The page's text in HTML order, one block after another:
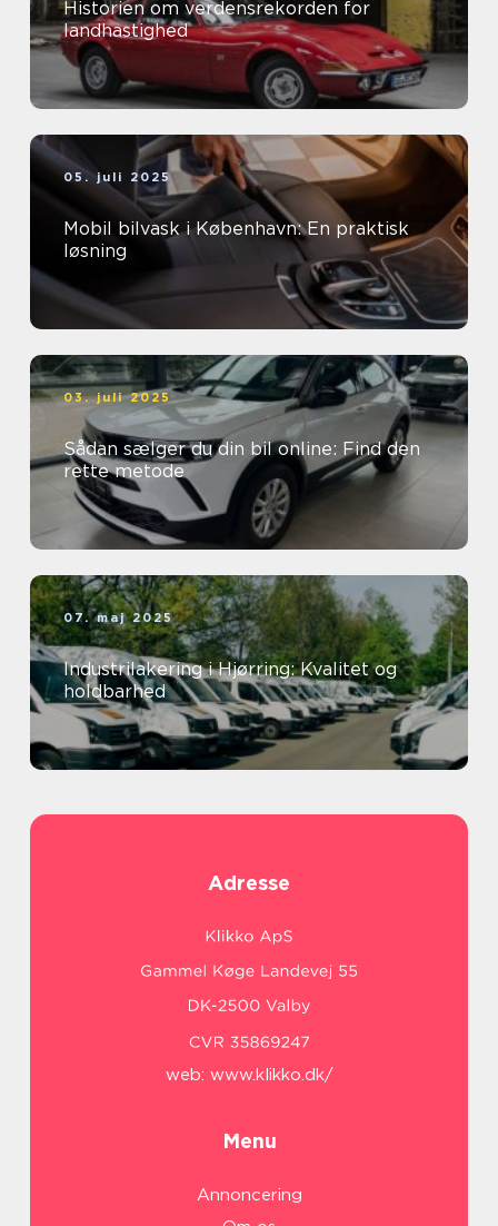
Historien om verdensrekorden for
landhastighed
05. juli 2025
Mobil bilvask i København: En praktisk
løsning
03. juli 2025
Sådan sælger du din bil online: Find den
rette metode
07. maj 2025
Industrilakering i Hjørring: Kvalitet og
holdbarhed
Adresse
web: www.klikko.dk/
Menu
Annoncering